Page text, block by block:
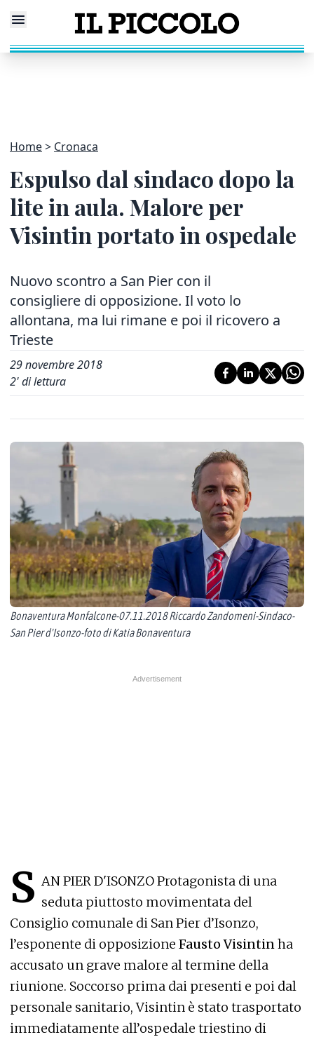
Home Cronaca
Espulso dal sindaco dopo la
lite in aula. Malore per
Visintin portato in ospedale
Nuovo scontro a San Pier con il
consigliere di opposizione. Il voto lo
allontana, ma lui rimane e poi il ricovero a
Trieste
29 novembre 2018
2' di lettura
Bonaventura Monfalcone-07.11.2018 Riccardo Zandomeni-Sindaco-
San Pier d'Isonzo-foto di Katia Bonaventura
S AN PIER D'ISONZO Protagonista di una
seduta piuttosto movimentata del
Consiglio comunale di San Pier d’Isonzo,
l’esponente di opposizione Fausto Visintin ha
accusato un grave malore al termine della
riunione. Soccorso prima dai presenti e poi dal
personale sanitario, Visintin è stato trasportato
immediatamente all’ospedale triestino di